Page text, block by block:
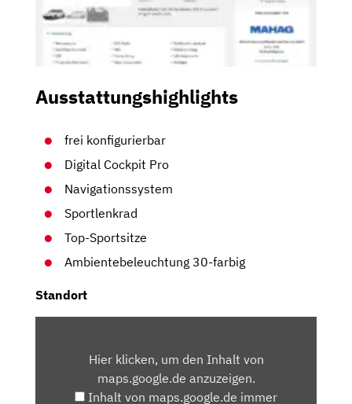
Ausstattungshighlights
frei konfigurierbar
Digital Cockpit Pro
Navigationssystem
Sportlenkrad
Top-Sportsitze
Ambientebeleuchtung 30-farbig
Standort
MAPS.GOOGLE.DEHier klicken, um den Inhalt von
maps.google.de anzuzeigen.
Inhalt von maps.google.de immer